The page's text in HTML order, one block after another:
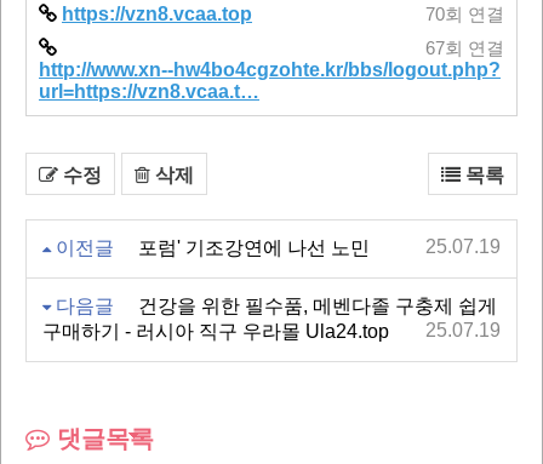
https://vzn8.vcaa.top 70회 연결
http://www.xn--hw4bo4cgzohte.kr/bbs/logout.php?
url=https://vzn8.vcaa.t…
67회 연결
수정 삭제 목록
이전글 포럼' 기조강연에 나선 노민 25.07.19
다음글
건강을 위한 필수품, 메벤다졸 구충제 쉽게
구매하기 - 러시아 직구 우라몰 Ula24.top
25.07.19
댓글목록